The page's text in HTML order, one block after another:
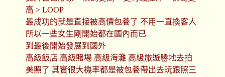
高 > LOOP
最成功的就是直接被高價包養了 不用一直換客人
所以一些女生剛開始都在國內而已
到最後開始發展到國外
高級飯店 高級賭場 高級海灘 高級旅遊勝地去拍
美照了 其實很大機率都是被包養帶出去玩跟照三